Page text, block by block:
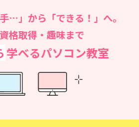
868-003
9:00〜18:00 土日祝休み
…」から「できる！」へ。
格取得・趣味まで
学べるパソコン教室